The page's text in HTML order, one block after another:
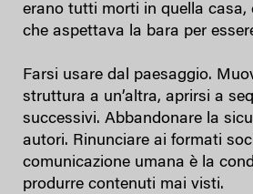
erano tutti morti in quella casa,
che aspettava la bara per
Farsi usare dal paesaggio.
struttura a un’altra, aprirsi a
successivi. Abbandonare la
autori. Rinunciare ai formati
comunicazione umana è la
produrre contenuti mai visti.